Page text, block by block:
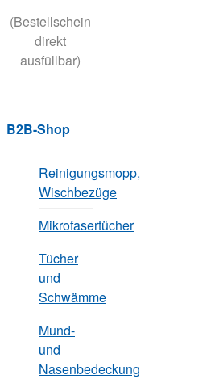
(Bestellschein
direkt
ausfüllbar)
B2B-Shop
Reinigungsmopp,
Wischbezüge
Mikrofasertücher
Tücher
und
Schwämme
Mund-
und
Nasenbedeckung